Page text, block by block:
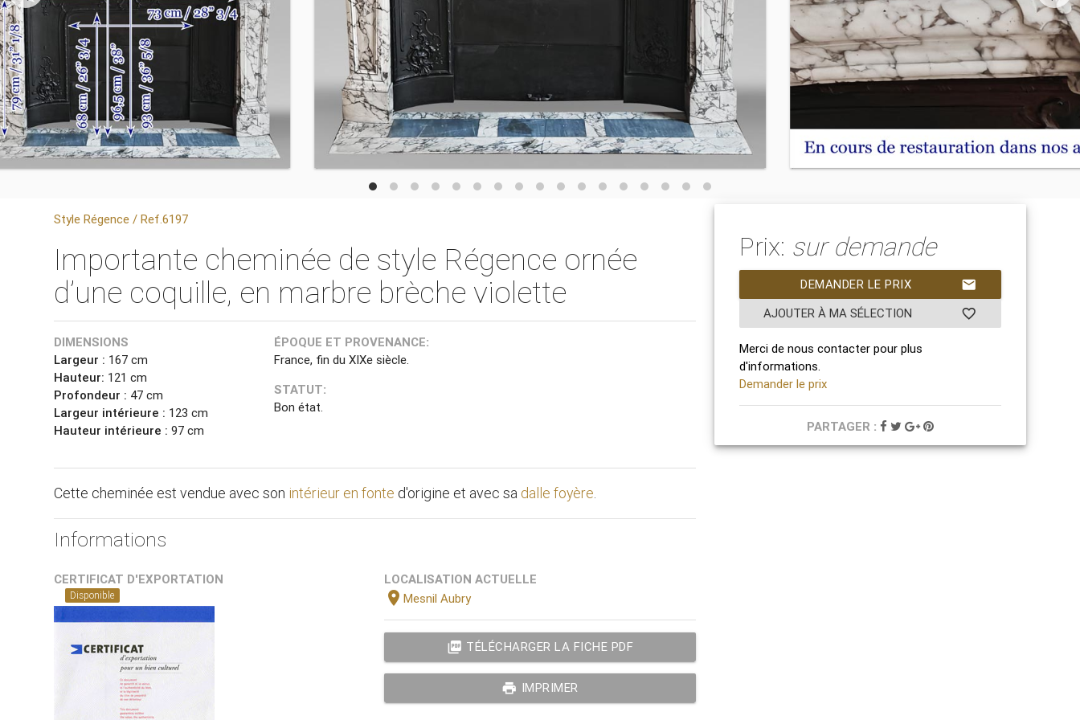
Style Régence / Ref.6197
Importante cheminée de style Régence ornée
d’une coquille, en marbre brèche violette
DIMENSIONS
Largeur : 167 cm
Hauteur: 121 cm
Profondeur : 47 cm
Largeur intérieure : 123 cm
Hauteur intérieure :97 cm
ÉPOQUE ET PROVENANCE:
France, fin du XIXe siècle.
STATUT:
Bon état.
Cette cheminée est vendue avec son intérieur en fonte d'origine et avec sa dalle foyère.
Informations
CERTIFICAT D'EXPORTATION
Disponible
LOCALISATION ACTUELLE
location_on Mesnil Aubry
picture_as_pdf TÉLÉCHARGER LA FICHE PDF
print IMPRIMER
Prix: sur demande
mail
DEMANDER LE PRIX
favorite_border
AJOUTER À MA SÉLECTION
Merci de nous contacter pour plus
d'informations.
Demander le prix
PARTAGER :